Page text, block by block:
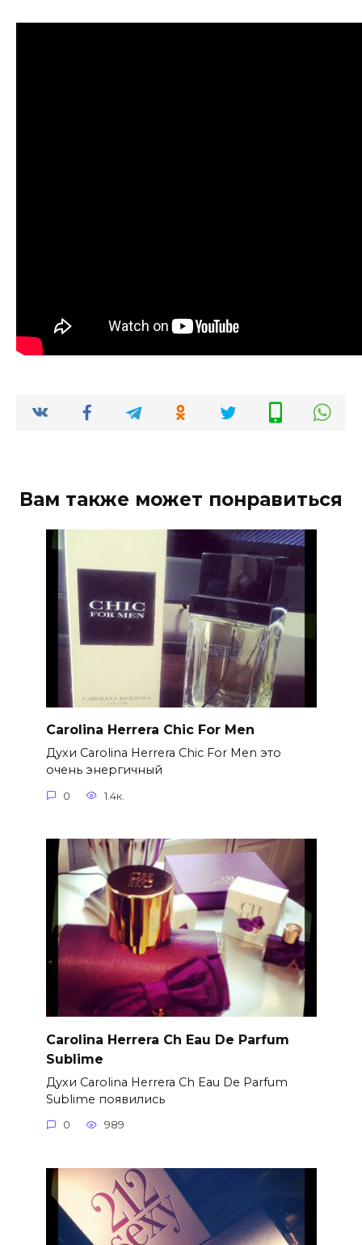
Вам также может понравиться
Carolina Herrera Chic For Men
Духи Carolina Herrera Chic For Men это
очень энергичный
0 1.4к.
Carolina Herrera Ch Eau De Parfum
Sublime
Духи Carolina Herrera Ch Eau De Parfum
Sublime появились
0 989